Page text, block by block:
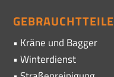
GEBRAUCHTTEILE
• Kräne und Bagger
• Winterdienst